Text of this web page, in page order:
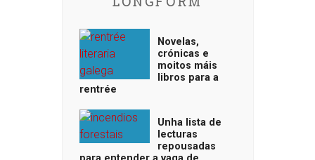
Novelas,
crónicas e
moitos máis
libros para a
rentrée
Unha lista de
lecturas
repousadas